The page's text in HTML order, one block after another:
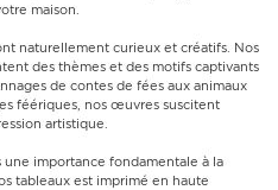
maison.
naturellement curieux et créatifs. Nos
des thèmes et des motifs captivants
de contes de fées aux animaux
féériques, nos œuvres suscitent
artistique.
une importance fondamentale à la
tableaux est imprimé en haute